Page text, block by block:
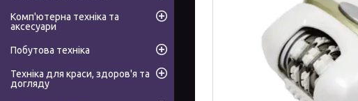
Комп'ютерна техніка та
аксесуари
Побутова техніка
Техніка для краси, здоров'я та
догляду